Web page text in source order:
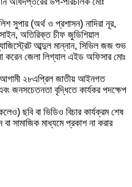
সুপার (অর্থ ও প্রশাসন) নাদিরা নূর,
অতিরিক্ত চীফ জুডিশিয়াল
আব্দুল মান্নান, সিভিল জজ শুভ
করেন জেলা লিগ্যাল এইড অফিসার মোঃ
আগামী ২৮এপ্রিল জাতীয় আইনগত
জনসচেতনতা বৃদ্ধিতে কার্যকর পদক্ষেপ
ছবি বা ভিডিও বিচার কার্যক্রম শেষ
সামাজিক মাধ্যমে প্রকাশ না করার